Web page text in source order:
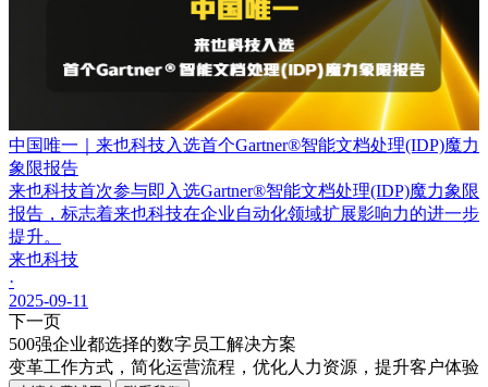
中国唯一｜来也科技入选首个Gartner®智能文档处理(IDP)魔力
象限报告
来也科技首次参与即入选Gartner®智能文档处理(IDP)魔力象限
报告，标志着来也科技在企业自动化领域扩展影响力的进一步
提升。
来也科技
·
2025-09-11
下一页
500强企业都选择的数字员工解决方案
变革工作方式，简化运营流程，优化人力资源，提升客户体验